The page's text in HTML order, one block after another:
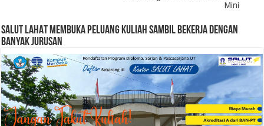
Mini
SALUT LAHAT MEMBUKA PELUANG KULIAH SAMBIL BEKERJA DENGAN
BANYAK JURUSAN